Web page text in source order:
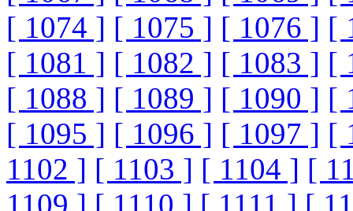
[ 1074 ] [ 1075 ] [ 1076 ] [
[ 1081 ] [ 1082 ] [ 1083 ] [
[ 1088 ] [ 1089 ] [ 1090 ] [
[ 1095 ] [ 1096 ] [ 1097 ] [
1102 ] [ 1103 ] [ 1104 ] [